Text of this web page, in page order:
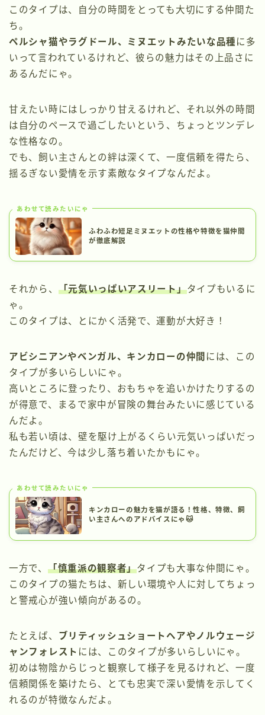
このタイプは、自分の時間をとっても大切にする仲間た
ち。
ペルシャ猫やラグドール、ミヌエットみたいな品種 に多
いって言われているけれど、彼らの魅力はその上品さに
あるんだにゃ。
甘えたい時にはしっかり甘えるけれど、それ以外の時間
は自分のペースで過ごしたいという、ちょっとツンデレ
な性格なの。
でも、飼い主さんとの絆は深くて、一度信頼を得たら、
揺るぎない愛情を示す素敵なタイプなんだよ。
あわせて読みたいにゃ
ふわふわ短足ミヌエットの性格や特徴を猫仲間
が徹底解説
それから、 「元気いっぱいアスリート」タイプもいるに
ゃ。
このタイプは、とにかく活発で、運動が大好き！
アビシニアンやベンガル、キンカローの仲間 には、この
タイプが多いらしいにゃ。
高いところに登ったり、おもちゃを追いかけたりするの
が得意で、まるで家中が冒険の舞台みたいに感じている
んだよ。
私も若い頃は、壁を駆け上がるくらい元気いっぱいだっ
たんだけど、今は少し落ち着いたかもにゃ。
あわせて読みたいにゃ
キンカローの魅力を猫が語る！性格、特徴、飼
い主さんへのアドバイスにゃ🐱
一方で、 「慎重派の観察者」タイプも大事な仲間にゃ。
このタイプの猫たちは、新しい環境や人に対してちょっ
と警戒心が強い傾向があるの。
たとえば、 ブリティッシュショートヘアやノルウェージ
ャンフォレスト には、このタイプが多いらしいにゃ。
初めは物陰からじっと観察して様子を見るけれど、一度
信頼関係を築けたら、とても忠実で深い愛情を示してく
れるのが特徴なんだよ。